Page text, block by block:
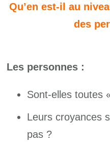
Qu’en est-il au
des
Les personnes :
Sont-elles toutes
Leurs croyances
pas ?